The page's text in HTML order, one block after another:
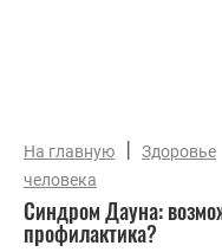
На главную | Здоровье
человека
Синдром Дауна:
профилактика?